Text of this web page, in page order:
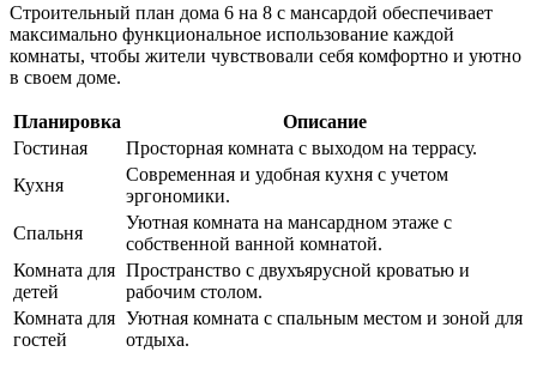
Строительный план дома 6 на 8 с мансардой обеспечивает
максимально функциональное использование каждой
комнаты, чтобы жители чувствовали себя комфортно и уютно
в своем доме.
Планировка
Описание
Гостиная
Просторная комната с выходом на террасу.
Кухня
Современная и удобная кухня с учетом
эргономики.
Спальня
Уютная комната на мансардном этаже с
собственной ванной комнатой.
Комната для
детей
Пространство с двухъярусной кроватью и
рабочим столом.
Комната для
гостей
Уютная комната с спальным местом и зоной для
отдыха.